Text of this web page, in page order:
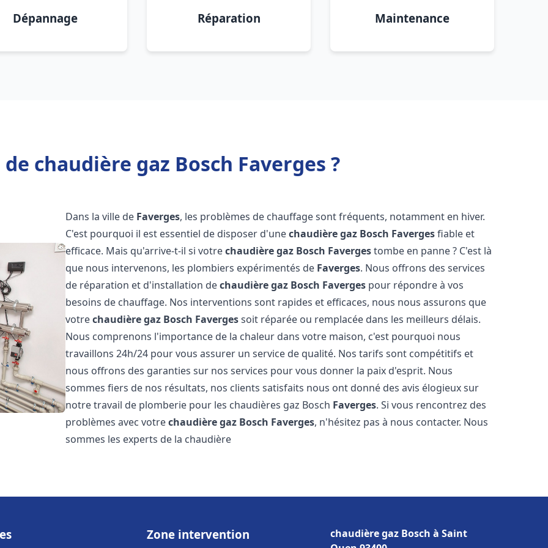
Dépannage Réparation Maintenance
chaudière gaz Bosch Faverges ?
Dans la ville de Faverges, les problèmes de chauffage sont fréquents, notamment en hiver.
C'est pourquoi il est essentiel de disposer d'unechaudière gaz Bosch Favergesfiable et
efficace. Mais qu'arrive-t-il si votrechaudière gaz Bosch Favergestombe en panne ? C'est là
que nous intervenons, les plombiers expérimentés de Faverges. Nous offrons des services
de réparation et d'installation dechaudière gaz Bosch Faverges pour répondre à vos
besoins de chauffage. Nos interventions sont rapides et efficaces, nous nous assurons que
votrechaudière gaz Bosch Favergessoit réparée ou remplacée dans les meilleurs délais.
Nous comprenons l'importance de la chaleur dans votre maison, c'est pourquoi nous
travaillons 24h/24 pour vous assurer un service de qualité. Nos tarifs sont compétitifs et
nous offrons des garanties sur nos services pour vous donner la paix d'esprit. Nous
sommes fiers de nos résultats, nos clients satisfaits nous ont donné des avis élogieux sur
notre travail de plomberie pour les chaudières gaz Bosch Faverges. Si vous rencontrez des
problèmes avec votrechaudière gaz Bosch Faverges, n'hésitez pas à nous contacter. Nous
sommes les experts de la chaudière
Zone intervention
chaudière gaz Bosch à Saint